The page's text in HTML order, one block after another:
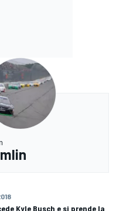
Kyle Busch e si prende la